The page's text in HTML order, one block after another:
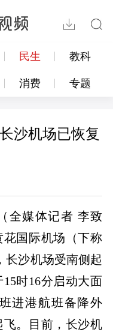
民生 教科
消费 专题
沙机场已恢复
全媒体记者 李致
国际机场（下称
长沙机场受南侧起
时16分启动大面
进港航班备降外
。目前，长沙机